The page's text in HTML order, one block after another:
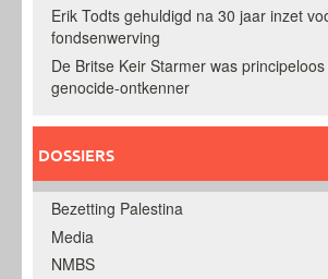
Erik Todts gehuldigd na 30 jaar inzet
fondsenwerving
De Britse Keir Starmer was
genocide-ontkenner
DOSSIERS
Bezetting Palestina
Media
NMBS